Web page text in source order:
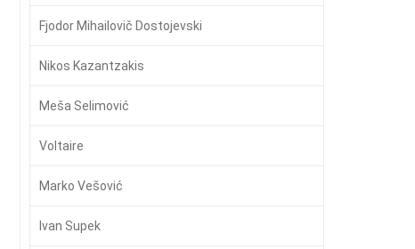
Fjodor Mihailovič Dostojevski
Nikos Kazantzakis
Meša Selimović
Voltaire
Marko Vešović
Ivan Supek